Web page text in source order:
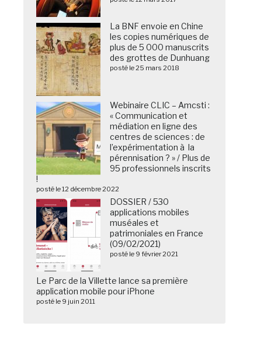
La BNF envoie en Chine
les copies numériques de
plus de 5 000 manuscrits
des grottes de Dunhuang
posté le 25 mars 2018
Webinaire CLIC – Amcsti :
« Communication et
médiation en ligne des
centres de sciences : de
l’expérimentation à la
pérennisation ? » / Plus de
95 professionnels inscrits
!
posté le 12 décembre 2022
DOSSIER / 530
applications mobiles
muséales et
patrimoniales en France
(09/02/2021)
posté le 9 février 2021
Le Parc de la Villette lance sa première
application mobile pour iPhone
posté le 9 juin 2011